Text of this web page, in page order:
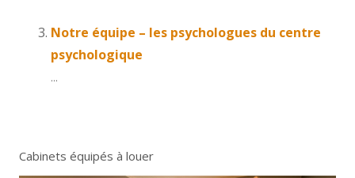
Notre équipe – les psychologues du centre
psychologique
...
Cabinets équipés à louer